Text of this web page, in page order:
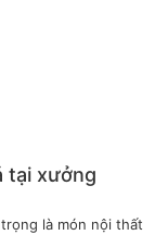
tại xưởng
là món nội thất